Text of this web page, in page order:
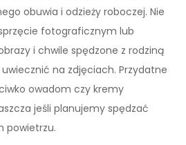
obuwia i odzieży roboczej. Nie
fotograficznym lub
i chwile spędzone z rodziną
na zdjęciach. Przydatne
owadom czy kremy
jeśli planujemy spędzać
powietrzu.